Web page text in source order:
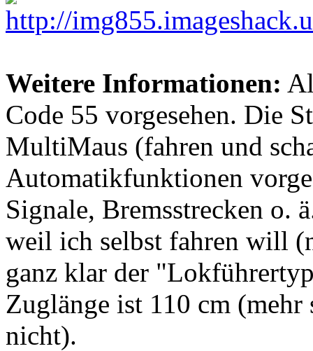
Weitere Informationen:
Code 55 vorgesehen. Die
MultiMaus (fahren und
Automatikfunktionen
Signale, Bremsstrecken o.
weil ich selbst fahren will
ganz klar der
Zuglänge ist 110 cm
nicht).